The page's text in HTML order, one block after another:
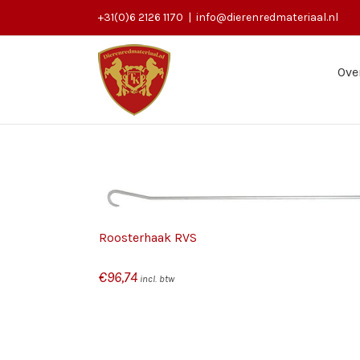
+31(0)6 2126 1170 | info@dierenredmateriaal.nl
Roosterhaak RVS
€96,74 incl. btw